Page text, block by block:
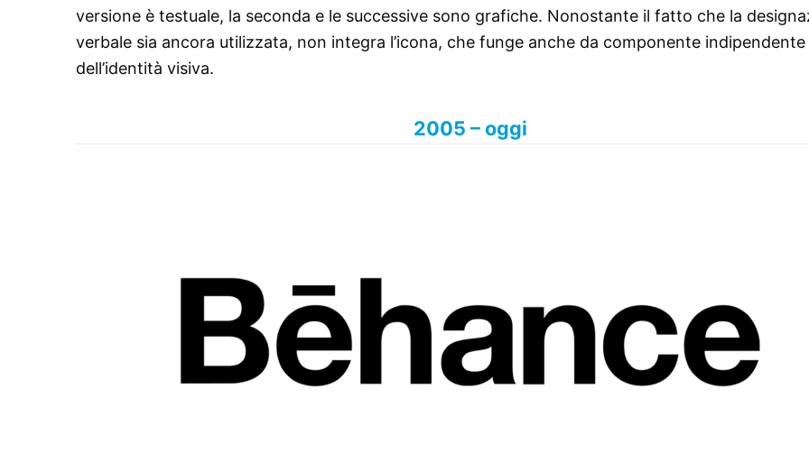
versione è testuale, la seconda e le successive sono grafiche. Nonostante il fatto che la
verbale sia ancora utilizzata, non integra l’icona, che funge anche da componente indipendente
dell’identità visiva.
2005 – oggi